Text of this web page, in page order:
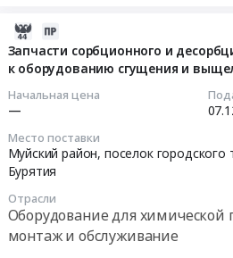
Запчасти сорбционного и
к оборудованию сгущения и
Начальная цена
—
Место поставки
Муйский район, поселок
Бурятия
Отрасли
Оборудование для
монтаж и обслуживание